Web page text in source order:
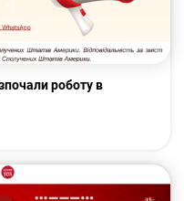
роботу в